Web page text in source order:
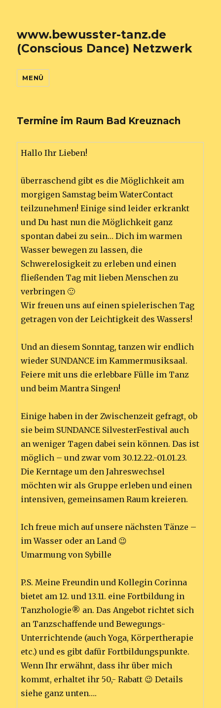
www.bewusster-tanz.de
(Conscious Dance) Netzwerk
MENÜ
Termine im Raum Bad Kreuznach
Hallo Ihr Lieben!
überraschend gibt es die Möglichkeit am
morgigen Samstag beim WaterContact
teilzunehmen! Einige sind leider erkrankt
und Du hast nun die Möglichkeit ganz
spontan dabei zu sein… Dich im warmen
Wasser bewegen zu lassen, die
Schwerelosigkeit zu erleben und einen
fließenden Tag mit lieben Menschen zu
verbringen 🙂
Wir freuen uns auf einen spielerischen Tag
getragen von der Leichtigkeit des Wassers!
Und an diesem Sonntag, tanzen wir endlich
wieder SUNDANCE im Kammermusiksaal.
Feiere mit uns die erlebbare Fülle im Tanz
und beim Mantra Singen!
Einige haben in der Zwischenzeit gefragt, ob
sie beim SUNDANCE SilvesterFestival auch
an weniger Tagen dabei sein können. Das ist
möglich – und zwar vom 30.12.22.-01.01.23.
Die Kerntage um den Jahreswechsel
möchten wir als Gruppe erleben und einen
intensiven, gemeinsamen Raum kreieren.
Ich freue mich auf unsere nächsten Tänze –
im Wasser oder an Land 😉
Umarmung von Sybille
P.S. Meine Freundin und Kollegin Corinna
bietet am 12. und 13.11. eine Fortbildung in
Tanzhologie® an. Das Angebot richtet sich
an Tanzschaffende und Bewegungs-
Unterrichtende (auch Yoga, Körpertherapie
etc.) und es gibt dafür Fortbildungspunkte.
Wenn Ihr erwähnt, dass ihr über mich
kommt, erhaltet ihr 50,- Rabatt 😉 Details
siehe ganz unten….